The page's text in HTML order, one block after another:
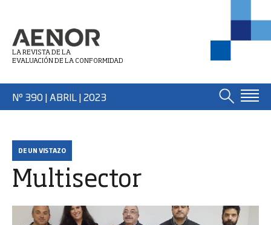
LA REVISTA DE LA
EVALUACIÓN DE LA CONFORMIDAD
Nº 390 | ABRIL| 2023
DE UN VISTAZO
Multisector